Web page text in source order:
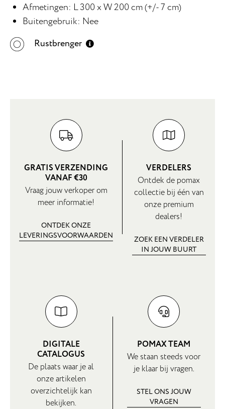
Afmetingen: L 300 x W 200 cm (+/- 7 cm)
Buitengebruik: Nee
Rustbrenger
GRATIS VERZENDING
VANAF €30
Vraag jouw verkoper om
meer informatie!
ONTDEK ONZE
LEVERINGSVOORWAARDEN
VERDELERS
Ontdek de pomax
collectie bij één van
onze premium
dealers!
ZOEK EEN VERDELER
IN JOUW BUURT
DIGITALE
CATALOGUS
De plaats waar je al
onze artikelen
overzichtelijk kan
bekijken.
POMAX TEAM
We staan steeds voor
je klaar bij vragen.
STEL ONS JOUW
VRAGEN